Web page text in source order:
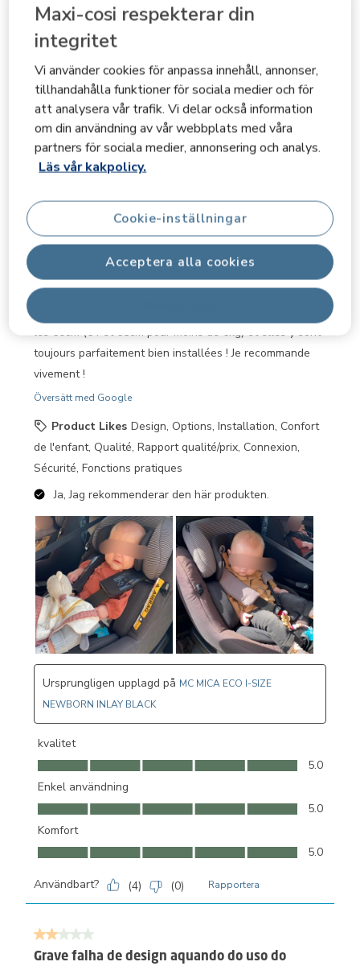
Maxi-cosi respekterar din
integritet
Vi använder cookies för anpassa innehåll, annonser,
tillhandahålla funktioner för sociala medier och för
att analysera vår trafik. Vi delar också information
om din användning av vår webbplats med våra
partners för sociala medier, annonsering och analys.
Läs vår kakpolicy.
Acceptera alla cookies
Cookie-inställningar
Recensioner.
5 av 5 stjärnor.
Réducteur siège auto
Chloé Verkamer
VERIFIERAD KÖPARE
för 3 år sedan
J’ai acheté ce réducteur afin que mes filles puissent aller
dans leur siège auto des la naissance et pour ne pas
rapidement. Mes jumelles y sont très confortables, la
matière est très douce et n’irrite pas la peau, la matière
permet de le nettoyer facilement et que les enfants n’y
transpirent pas. Il est très facile à mettre en machine à
laver afin d’apporter un nettoyage plus en profondeur. Il
les 60cm (64 et 65cm pour moins de 6kg) et elles y sont
toujours parfaitement bien installées ! Je recommande
vivement !
Översätt med Google
Product Likes Design, Options, Installation, Confort
de l'enfant, Qualité, Rapport qualité/prix, Connexion,
Sécurité, Fonctions pratiques
Ja, Jag rekommenderar den här produkten.
Ursprungligen upplagd på MC MICA ECO I-SIZE
NEWBORN INLAY BLACK
kvalitet
kvalitet, 5.0 av 5
5.0
Enkel användning
Enkel användning, 5.0 av 5
5.0
Komfort
Komfort, 5.0 av 5
5.0
Användbart? (4) (0) Rapportera
2 av 5 stjärnor.
Grave falha de design aquando do uso do